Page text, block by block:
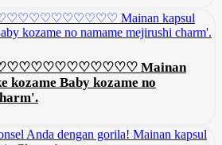
Mainan
kozame Baby kozame no